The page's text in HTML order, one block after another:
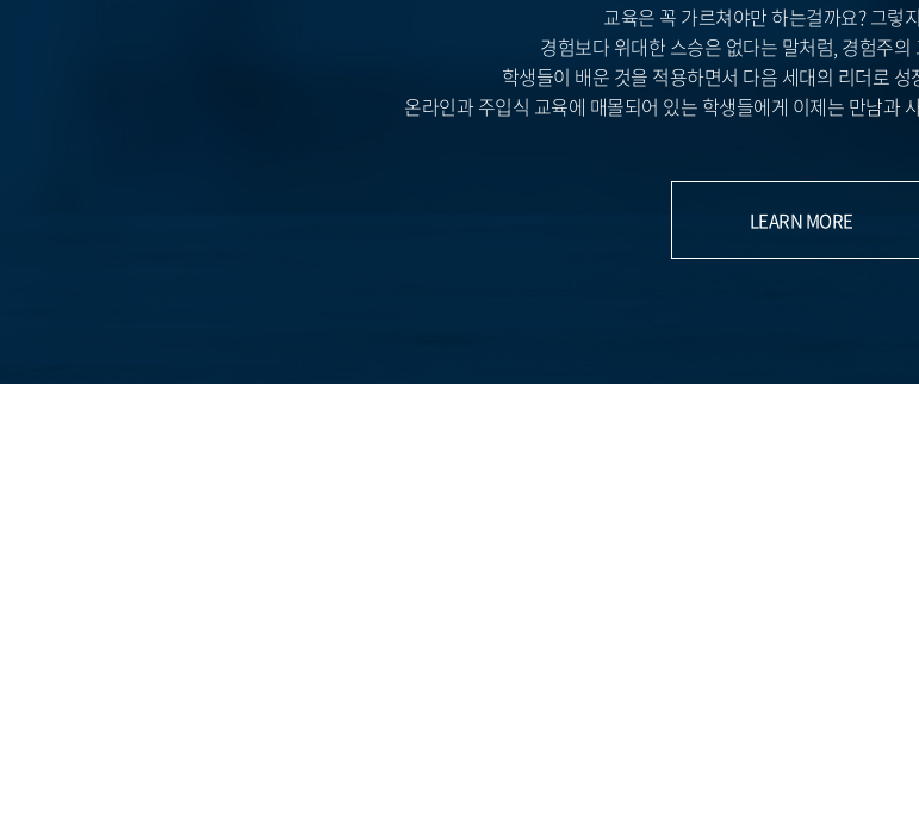
교육은 꼭 가르쳐야만 하는걸까요? 그렇
경험보다 위대한 스승은 없다는 말처럼, 경험주의
학생들이 배운 것을 적용하면서 다음 세대의 리더로
온라인과 주입식 교육에 매몰되어 있는 학생들에게 이제는 만남과
LEARN MORE